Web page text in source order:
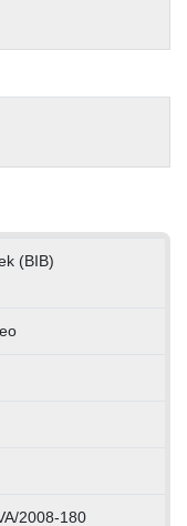
(BIB)
2008-180